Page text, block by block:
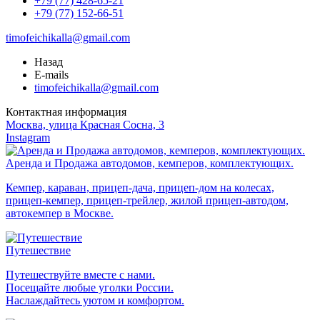
+79 (77) 152-66-51
timofeichikalla@gmail.com
Назад
E-mails
timofeichikalla@gmail.com
Контактная информация
Москва, улица Красная Сосна, 3
Instagram
Аренда и Продажа автодомов, кемперов, комплектующих.
Кемпер, караван, прицеп-дача, прицеп-дом на колесах,
прицеп-кемпер, прицеп-трейлер, жилой прицеп-автодом,
автокемпер в Москве.
Путешествие
Путешествуйте вместе с нами.
Посещайте любые уголки России.
Наслаждайтесь уютом и комфортом.